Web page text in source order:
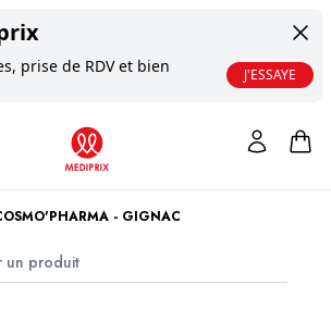
prise de RDV et bien
J'ESSAYE
- GIGNAC